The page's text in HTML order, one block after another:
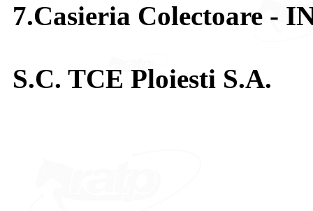
7.Casieria Colectoare -
S.C. TCE Ploiesti S.A.